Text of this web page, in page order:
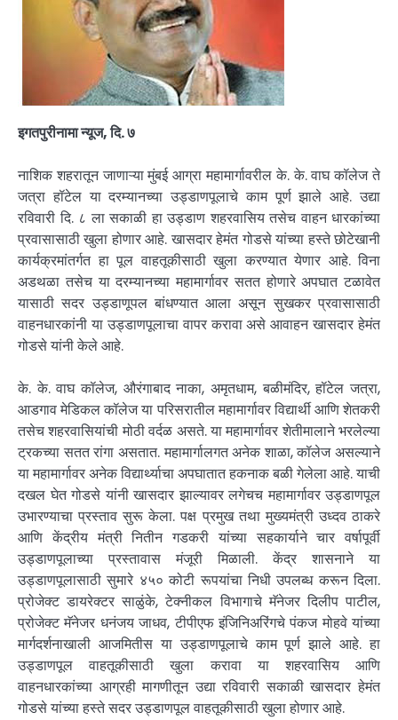
इगतपुरीनामा न्यूज, दि. ७
नाशिक शहरातून जाणाऱ्या मुंबई आग्रा महामार्गावरील के. के. वाघ कॉलेज ते
जत्रा हॉटेल या दरम्यानच्या उड्डाणपूलाचे काम पूर्ण झाले आहे. उद्या
रविवारी दि. ८ ला सकाळी हा उड्डाण शहरवासिय तसेच वाहन धारकांच्या
प्रवासासाठी खुला होणार आहे. खासदार हेमंत गोडसे यांच्या हस्ते छोटेखानी
कार्यक्रमांतर्गत हा पूल वाहतूकीसाठी खुला करण्यात येणार आहे. विना
अडथळा तसेच या दरम्यानच्या महामार्गावर सतत होणारे अपघात टळावेत
यासाठी सदर उड्डाणूपल बांधण्यात आला असून सुखकर प्रवासासाठी
वाहनधारकांनी या उड्डाणपूलाचा वापर करावा असे आवाहन खासदार हेमंत
गोडसे यांनी केले आहे.
के. के. वाघ कॉलेज, औरंगाबाद नाका, अमृतधाम, बळीमंदिर, हॉटेल जत्रा,
आडगाव मेडिकल कॉलेज या परिसरातील महामार्गावर विद्यार्थी आणि शेतकरी
तसेच शहरवासियांची मोठी वर्दळ असते. या महामार्गावर शेतीमालाने भरलेल्या
ट्रकच्या सतत रांगा असतात. महामार्गालगत अनेक शाळा, कॉलेज असल्याने
या महामार्गावर अनेक विद्यार्थ्याचा अपघातात हकनाक बळी गेलेला आहे. याची
दखल घेत गोडसे यांनी खासदार झाल्यावर लगेचच महामार्गावर उड्डाणपूल
उभारण्याचा प्रस्ताव सुरू केला. पक्ष प्रमुख तथा मुख्यमंत्री उध्दव ठाकरे
आणि केंद्रीय मंत्री नितीन गडकरी यांच्या सहकार्याने चार वर्षापूर्वी
उड्डाणपूलाच्या प्रस्तावास मंजूरी मिळाली. केंद्र शासनाने या
उड्डाणपूलासाठी सुमारे ४५० कोटी रूपयांचा निधी उपलब्ध करून दिला.
प्रोजेक्ट डायरेक्टर साळुंके, टेक्नीकल विभागाचे मॅनेजर दिलीप पाटील,
प्रोजेक्ट मॅनेजर धनंजय जाधव, टीपीएफ इंजिनिअरिंगचे पंकज मोहवे यांच्या
मार्गदर्शनाखाली आजमितीस या उड्डाणपूलाचे काम पूर्ण झाले आहे. हा
उड्डाणपूल वाहतूकीसाठी खुला करावा या शहरवासिय आणि
वाहनधारकांच्या आग्रही मागणीतून उद्या रविवारी सकाळी खासदार हेमंत
गोडसे यांच्या हस्ते सदर उड्डाणपूल वाहतूकीसाठी खुला होणार आहे.